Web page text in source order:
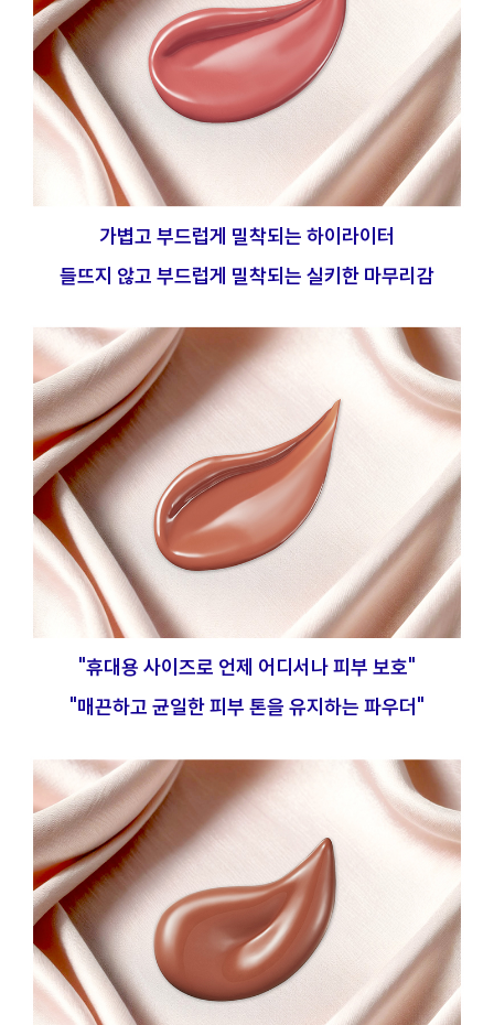
가볍고 부드럽게 밀착되는 하이라이터
들뜨지 않고 부드럽게 밀착되는 실키한 마무리감
"휴대용 사이즈로 언제 어디서나 피부 보호"
"매끈하고 균일한 피부 톤을 유지하는 파우더"